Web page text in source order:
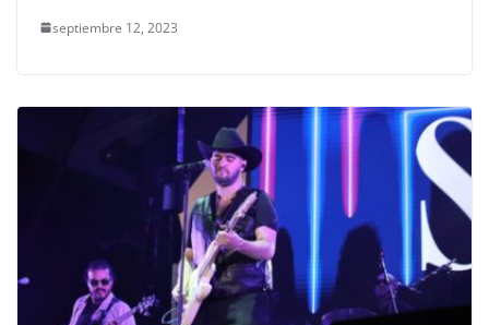
septiembre 12, 2023